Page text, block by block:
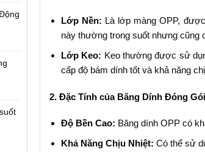
Lớp Nền: Là lớp màng OPP,
này thường trong suốt nhưng cũng
Lớp Keo: Keo thường được sử
cấp độ bám dính tốt và khả năng
2. Đặc Tính của Băng Dính Đóng
Độ Bền Cao: Băng dính OPP có
Khả Năng Chịu Nhiệt: Có thể sử